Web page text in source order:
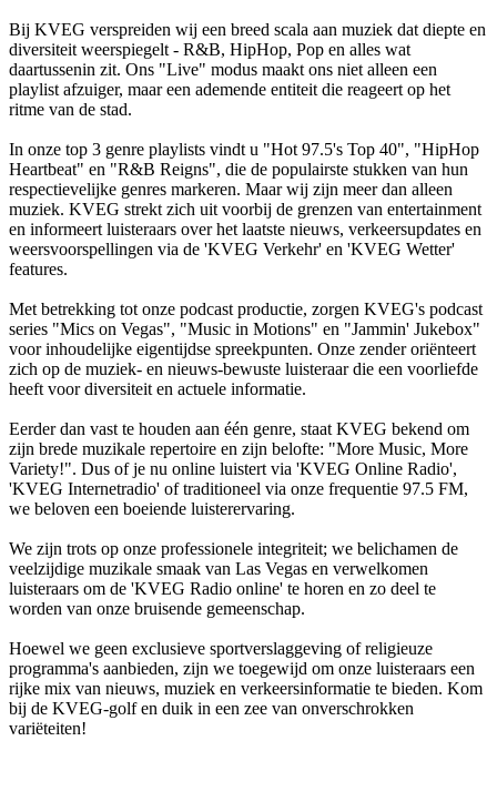
Bij KVEG verspreiden wij een breed scala aan muziek dat diepte en
diversiteit weerspiegelt - R&B, HipHop, Pop en alles wat
daartussenin zit. Ons "Live" modus maakt ons niet alleen een
playlist afzuiger, maar een ademende entiteit die reageert op het
ritme van de stad.
In onze top 3 genre playlists vindt u "Hot 97.5's Top 40", "HipHop
Heartbeat" en "R&B Reigns", die de populairste stukken van hun
respectievelijke genres markeren. Maar wij zijn meer dan alleen
muziek. KVEG strekt zich uit voorbij de grenzen van entertainment
en informeert luisteraars over het laatste nieuws, verkeersupdates en
weersvoorspellingen via de 'KVEG Verkehr' en 'KVEG Wetter'
features.
Met betrekking tot onze podcast productie, zorgen KVEG's podcast
series "Mics on Vegas", "Music in Motions" en "Jammin' Jukebox"
voor inhoudelijke eigentijdse spreekpunten. Onze zender oriënteert
zich op de muziek- en nieuws-bewuste luisteraar die een voorliefde
heeft voor diversiteit en actuele informatie.
Eerder dan vast te houden aan één genre, staat KVEG bekend om
zijn brede muzikale repertoire en zijn belofte: "More Music, More
Variety!". Dus of je nu online luistert via 'KVEG Online Radio',
'KVEG Internetradio' of traditioneel via onze frequentie 97.5 FM,
we beloven een boeiende luisterervaring.
We zijn trots op onze professionele integriteit; we belichamen de
veelzijdige muzikale smaak van Las Vegas en verwelkomen
luisteraars om de 'KVEG Radio online' te horen en zo deel te
worden van onze bruisende gemeenschap.
Hoewel we geen exclusieve sportverslaggeving of religieuze
programma's aanbieden, zijn we toegewijd om onze luisteraars een
rijke mix van nieuws, muziek en verkeersinformatie te bieden. Kom
bij de KVEG-golf en duik in een zee van onverschrokken
variëteiten!